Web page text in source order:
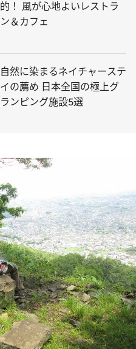
的！ 風が心地よいレストラ
ン＆カフェ
自然に染まるネイチャーステ
イの薦め 日本全国の極上グ
ランピング施設5選